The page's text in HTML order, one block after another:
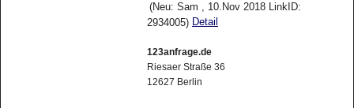
(Neu: Sam , 10.Nov 2018 LinkID:
2934005) Detail
123anfrage.de
Riesaer Straße 36
12627 Berlin